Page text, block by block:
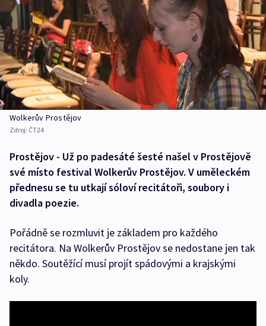
Wolkerův Prostějov
Zdroj: ČT24
Prostějov - Už po padesáté šesté našel v Prostějově
své místo festival Wolkerův Prostějov. V uměleckém
přednesu se tu utkají sóloví recitátoři, soubory i
divadla poezie.
Pořádně se rozmluvit je základem pro každého
recitátora. Na Wolkerův Prostějov se nedostane jen tak
někdo. Soutěžící musí projít spádovými a krajskými
koly.